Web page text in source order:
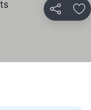
Deli